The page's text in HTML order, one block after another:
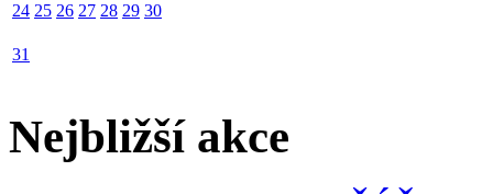
24 25 26 27 28 29 30
31
Nejbližší akce